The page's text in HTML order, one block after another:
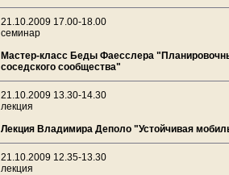
21.10.2009 17.00-18.00
семинар
Мастер-класс Беды Фаесслера
соседского сообщества"
21.10.2009 13.30-14.30
лекция
Лекция Владимира Деполо "Устойчивая
21.10.2009 12.35-13.30
лекция